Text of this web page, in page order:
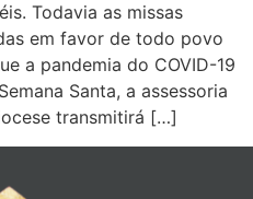
Todavia as missas
em favor de todo povo
a pandemia do COVID-19
Santa, a assessoria
transmitirá […]